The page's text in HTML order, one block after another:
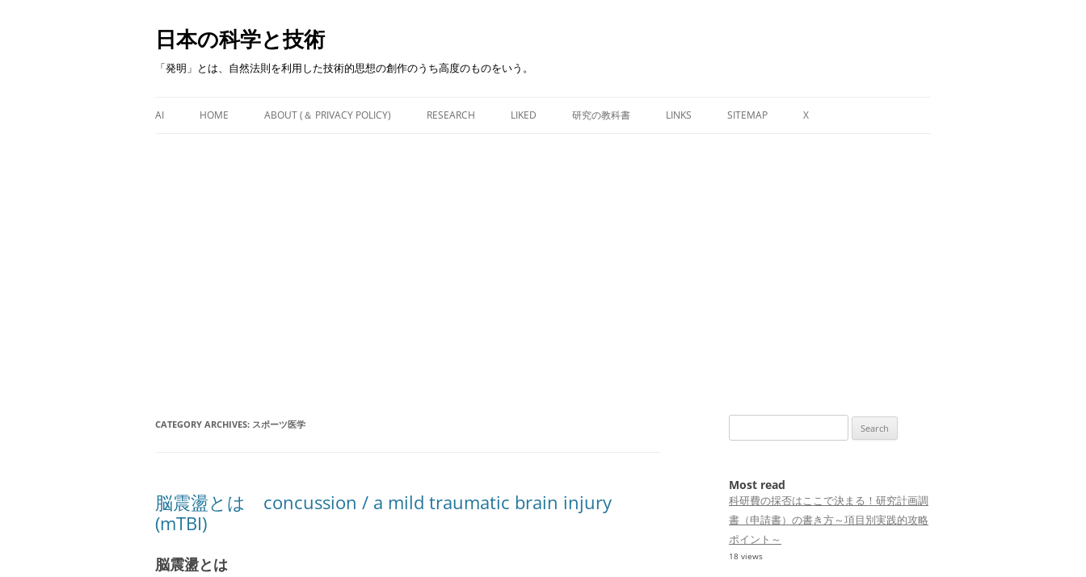
日本の科学と技術
「発明」とは、自然法則を利用した技術的思想の創作のうち高度のものをいう。
content
AI HOME ABOUT (＆ PRIVACY POLICY) RESEARCH LIKED 研究の教科書 LINKS SITEMAP X
CATEGORY ARCHIVES: スポーツ医学
脳震盪とは concussion / a mild traumatic brain injury
(mTBI)
脳震盪とは
for:
Most read
科研費の採否はここで決まる！研究計画調
書（申請書）の書き方～項目別実践的攻略
ポイント～
18 views